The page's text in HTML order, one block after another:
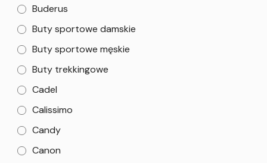
Buderus
Buty sportowe damskie
Buty sportowe męskie
Buty trekkingowe
Cadel
Calissimo
Candy
Canon